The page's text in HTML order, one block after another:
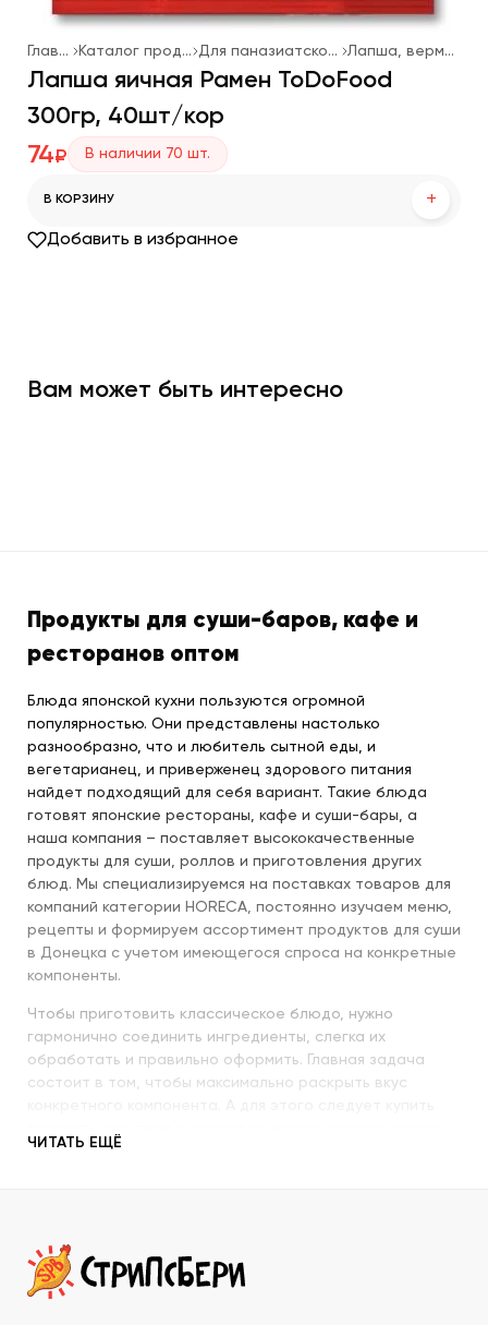
Главная Каталог продукции Для паназиатской кухни Лапша, вермишель
Лапша яичная Рамен ToDoFood
300гр, 40шт/кор
74₽ В наличии 70 шт.
В КОРЗИНУ +
Добавить в избранное
Вам может быть интересно
Продукты для суши-баров, кафе и
ресторанов оптом
Блюда японской кухни пользуются огромной
популярностью. Они представлены настолько
разнообразно, что и любитель сытной еды, и
вегетарианец, и приверженец здорового питания
найдет подходящий для себя вариант. Такие блюда
готовят японские рестораны, кафе и суши-бары, а
наша компания – поставляет высококачественные
продукты для суши, роллов и приготовления других
блюд. Мы специализируемся на поставках товаров для
компаний категории HORECA, постоянно изучаем меню,
рецепты и формируем ассортимент продуктов для суши
в Донецка с учетом имеющегося спроса на конкретные
компоненты.
Чтобы приготовить классическое блюдо, нужно
гармонично соединить ингредиенты, слегка их
обработать и правильно оформить. Главная задача
состоит в том, чтобы максимально раскрыть вкус
их со знанием всех секретов.
происхождение и свежесть каждого продукта, условия
транспортировки и хранения, дальнейшего
ЧИТАТЬ ЕЩЁ